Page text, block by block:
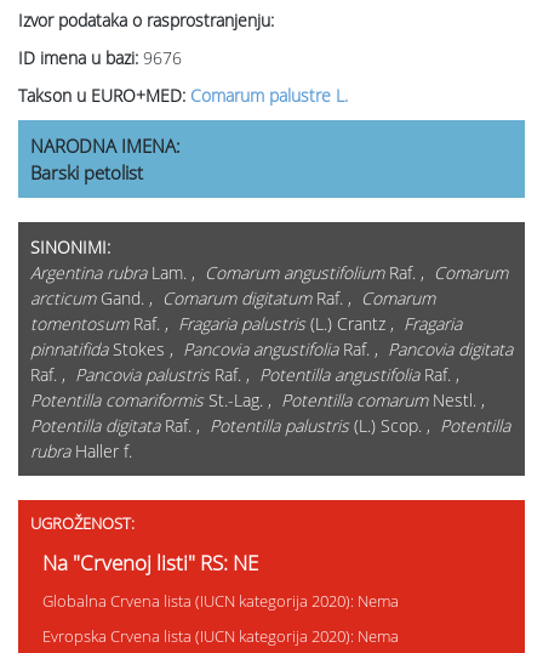
Izvor podataka o rasprostranjenju:
ID imena u bazi: 9676
Takson u EURO+MED: Comarum palustre L.
NARODNA IMENA:
Barski petolist
SINONIMI:
Argentina rubraLam. , Comarum angustifoliumRaf. , Comarum
arcticumGand. , Comarum digitatumRaf. , Comarum
tomentosumRaf. , Fragaria palustris (L.) Crantz , Fragaria
pinnatifidaStokes , Pancovia angustifoliaRaf. , Pancovia digitata
Raf. , Pancovia palustris Raf. , Potentilla angustifoliaRaf. ,
Potentilla comariformis St.-Lag. , Potentilla comarumNestl. ,
Potentilla digitataRaf. , Potentilla palustris (L.) Scop. , Potentilla
rubraHaller f.
UGROŽENOST:
Na "Crvenoj listi" RS: NE
Globalna Crvena lista (IUCN kategorija 2020): Nema
Evropska Crvena lista (IUCN kategorija 2020): Nema